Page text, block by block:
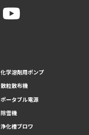
化学溶剤用ポンプ
散粒散布機
ポータブル電源
除雪機
浄化槽ブロワ